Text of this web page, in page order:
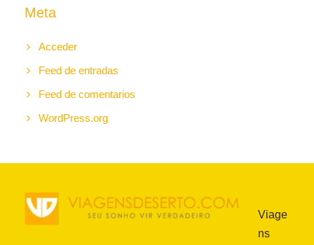
Meta
Acceder
Feed de entradas
Feed de comentarios
WordPress.org
Viage
ns